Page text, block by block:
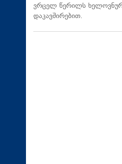
ვრცელ წერილს
დაკავშირებით.